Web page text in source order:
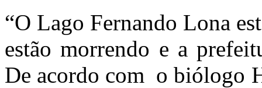
“O Lago Fernando Lona
estão morrendo e a
De acordo com o biólogo